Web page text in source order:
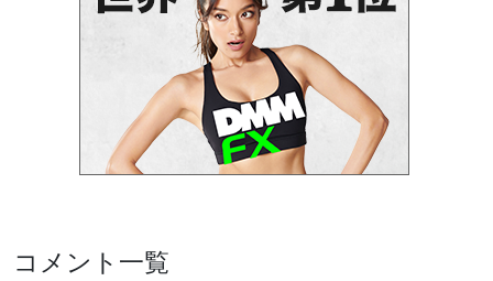
コメント一覧